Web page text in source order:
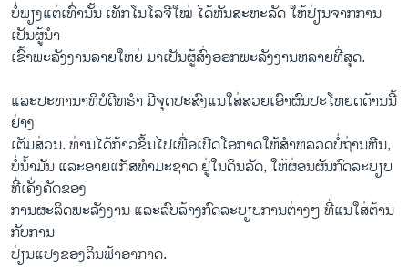
ບໍ່ພຽງແຕ່ເທົ່ານັ້ນ ເທັກໂນໂລຈີໃໝ່ ໄດ້ຫັນສະຫະລັດ ໃຫ້ປ່ຽນຈາກການ
ເປັນຜູ້ນຳ
ເຂົ້າພະລັງງານລາຍໃຫຍ່ ມາເປັນຜູ້ສົ່ງອອກພະລັງງານຫລາຍທີ່ສຸດ.
ແລະປະທານາທິບໍດີທຣຳ ມີຈຸດປະສົງແນໃສ່ສວຍເອົາຜົນປະໂຫຍດດ້ານນີ້
ຢ່າງ
ເຕັມສ່ວນ. ທ່ານໄດ້ກ້າວຂຶ້ນໄປເພື່ອເປີດໂອກາດໃຫ້ສໍາຫລວດບໍ່ຖ່ານຫີນ,
ບໍ່ນ້ຳມັນ ແລະອາຍແກັສທຳມະຊາດ ຢູ່ໃນດິນລັດ, ໃຫ້ຜ່ອນຜັນກົດລະບຽບ
ທີ່ເຄັ່ງຄັດຂອງ
ການຜະລິດພະລັງງານ ແລະລົບລ້າງກົດລະບຽບການຕ່າງໆ ທີ່ແນໃສ່ຕ້ານ
ກັບການ
ປ່ຽນແປງຂອງດິນຟ້າອາກາດ.